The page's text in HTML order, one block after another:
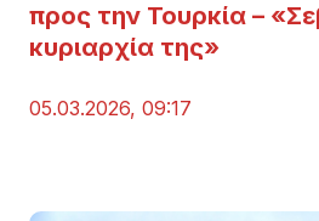
προς την Τουρκία –
κυριαρχία της»
05.03.2026, 09:17